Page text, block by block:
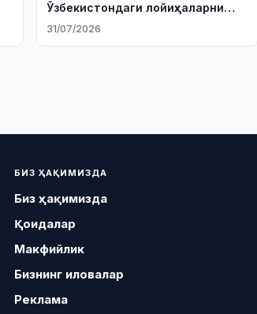
Ўзбекистондаги лойиҳаларни
ўрганмоқда
31/07/2026
БИЗ ҲАҚИМИЗДА
Биз ҳақимизда
Қоидалар
Макфийлик
Бизнинг иловалар
Реклама